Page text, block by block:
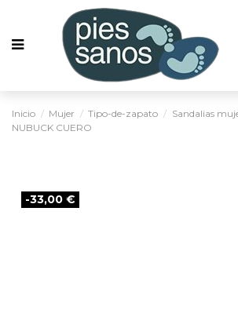
Inicio Mujer Tipo-de-zapato Sandalias
NUBUCK CUERO
-33,00 €